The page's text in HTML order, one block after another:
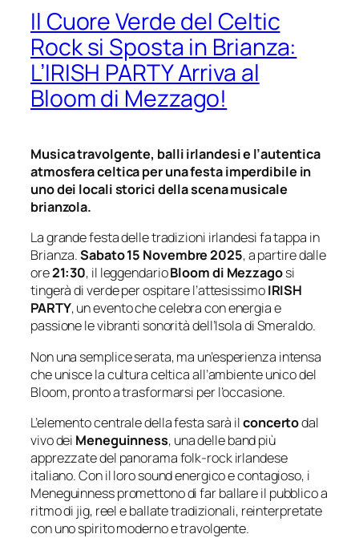
Il Cuore Verde del Celtic
Rock si Sposta in Brianza:
L’IRISH PARTY Arriva al
Bloom di Mezzago!
Musica travolgente, balli irlandesi e l’autentica
atmosfera celtica per una festa imperdibile in
uno dei locali storici della scena musicale
brianzola.
La grande festa delle tradizioni irlandesi fa tappa in
Brianza.Sabato 15 Novembre 2025, a partire dalle
ore21:30, il leggendarioBloom di Mezzagosi
tingerà di verde per ospitare l’attesissimoIRISH
PARTY, un evento che celebra con energia e
passione le vibranti sonorità dell’Isola di Smeraldo.
Non una semplice serata, ma un’esperienza intensa
che unisce la cultura celtica all’ambiente unico del
Bloom, pronto a trasformarsi per l’occasione.
L’elemento centrale della festa sarà ilconcertodal
vivo dei Meneguinness, una delle band più
apprezzate del panorama folk-rock irlandese
italiano. Con il loro sound energico e contagioso, i
Meneguinness promettono di far ballare il pubblico a
ritmo di jig, reel e ballate tradizionali, reinterpretate
con uno spirito moderno e travolgente.